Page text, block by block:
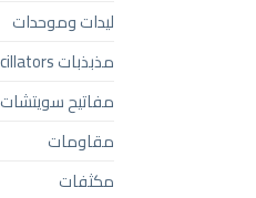
ليدات وموحدات
مذبذبات Oscillators
مفاتيح سويتشات
مقاومات
مكثفات